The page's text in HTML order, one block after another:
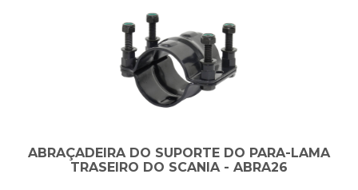
ABRAÇADEIRA DO SUPORTE DO PARA-LAMA
TRASEIRO DO SCANIA - ABRA26